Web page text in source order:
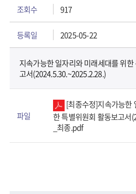
조회수 917
등록일 2025-05-22
지속가능한 일자리와 미래세대를 위
고서(2024.5.30.~2025.2.28.)
파일
[최종수정]지속가능한
한 특별위원회 활동보고서
_최종.pdf